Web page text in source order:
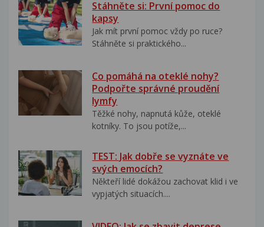
Stáhněte si: První pomoc do
kapsy
Jak mít první pomoc vždy po ruce?
Stáhněte si praktického...
Co pomáhá na oteklé nohy?
Podpořte správné proudění
lymfy
Těžké nohy, napnutá kůže, oteklé
kotníky. To jsou potíže,...
TEST: Jak dobře se vyznáte ve
svých emocích?
Někteří lidé dokážou zachovat klid i ve
vypjatých situacích....